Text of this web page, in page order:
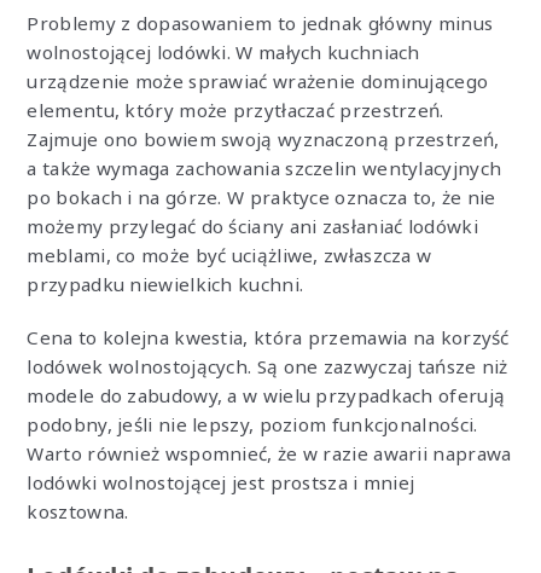
Problemy z dopasowaniem to jednak główny minus
wolnostojącej lodówki. W małych kuchniach
urządzenie może sprawiać wrażenie dominującego
elementu, który może przytłaczać przestrzeń.
Zajmuje ono bowiem swoją wyznaczoną przestrzeń,
a także wymaga zachowania szczelin wentylacyjnych
po bokach i na górze. W praktyce oznacza to, że nie
możemy przylegać do ściany ani zasłaniać lodówki
meblami, co może być uciążliwe, zwłaszcza w
przypadku niewielkich kuchni.
Cena to kolejna kwestia, która przemawia na korzyść
lodówek wolnostojących. Są one zazwyczaj tańsze niż
modele do zabudowy, a w wielu przypadkach oferują
podobny, jeśli nie lepszy, poziom funkcjonalności.
Warto również wspomnieć, że w razie awarii naprawa
lodówki wolnostojącej jest prostsza i mniej
kosztowna.